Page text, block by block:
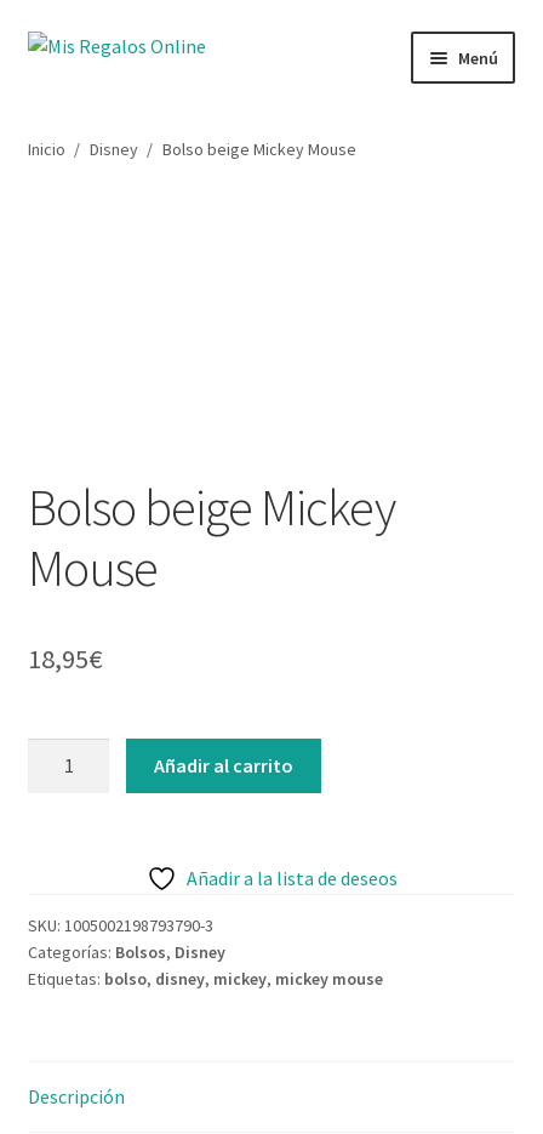
Ir
Ir
Menú
Mi cuenta
Contacto
Inicio / Disney / Bolso beige Mickey Mouse
Bolso beige Mickey
Mouse
18,95€
Añadir al carrito
Añadir a la lista de deseos
SKU: 1005002198793790-3
Categorías: Bolsos, Disney
Etiquetas: bolso, disney, mickey, mickey mouse
Descripción